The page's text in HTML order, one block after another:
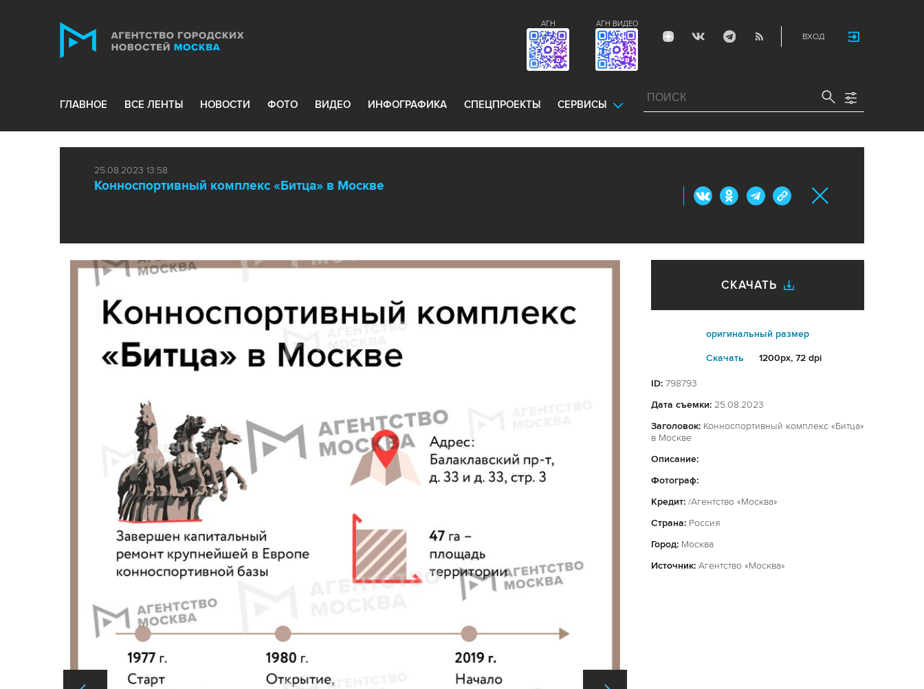
ВХОД
АГН ВИДЕО
АГН
ГЛАВНОЕ ВСЕ ЛЕНТЫ НОВОСТИ ФОТО ВИДЕО ИНФОГРАФИКА СПЕЦПРОЕКТЫ СЕРВИСЫ
25.08.2023 13:58
Конноспортивный комплекс «Битца» в Москве
СКАЧАТЬ
оригинальный размер
Cкачать 1200px, 72 dpi
ID: 798793
Дата съемки: 25.08.2023
Заголовок: Конноспортивный комплекс «Битца»
в Москве
Описание:
Фотограф:
Кредит: /Агентство «Москва»
Страна: Россия
Город: Москва
Источник: Агентство «Москва»